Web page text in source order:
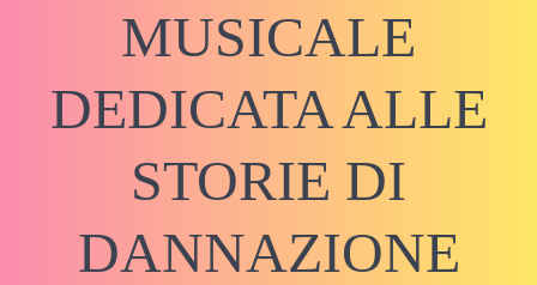
MUSICALE
DEDICATA ALLE
STORIE DI
DANNAZIONE